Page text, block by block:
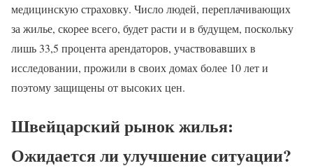
медицинскую страховку. Число людей, переплачивающих
за жилье, скорее всего, будет расти и в будущем, поскольку
лишь 33,5 процента арендаторов, участвовавших в
исследовании, прожили в своих домах более 10 лет и
поэтому защищены от высоких цен.
Швейцарский рынок жилья:
Ожидается ли улучшение ситуации?